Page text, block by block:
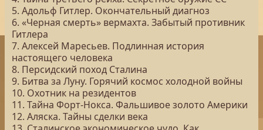
5. Адольф Гитлер. Окончательный диагноз
6. «Черная смерть» вермахта. Забытый противник
Гитлера
7. Алексей Маресьев. Подлинная история
настоящего человека
8. Персидский поход Сталина
9. Битва за Луну. Горячий космос холодной войны
10. Охотник на резидентов
11. Тайна Форт-Нокса. Фальшивое золото Америки
12. Аляска. Тайны сделки века